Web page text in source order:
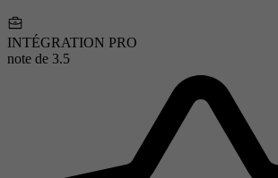
INTÉGRATION PRO
note de 3.5